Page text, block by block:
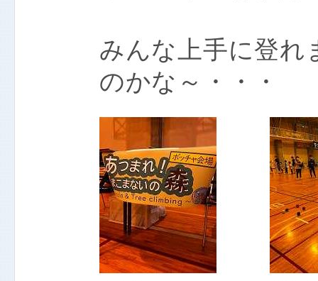
みんな上手に登れ
のかな～・・・